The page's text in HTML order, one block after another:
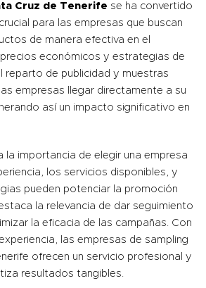
Cruz de Tenerife se ha convertido
para las empresas que buscan
de manera efectiva en el
económicos y estrategias de
reparto de publicidad y muestras
empresas llegar directamente a su
así un impacto significativo en
la importancia de elegir una empresa
los servicios disponibles, y
pueden potenciar la promoción
la relevancia de dar seguimiento
la eficacia de las campañas. Con
las empresas de sampling
ofrecen un servicio profesional y
resultados tangibles.